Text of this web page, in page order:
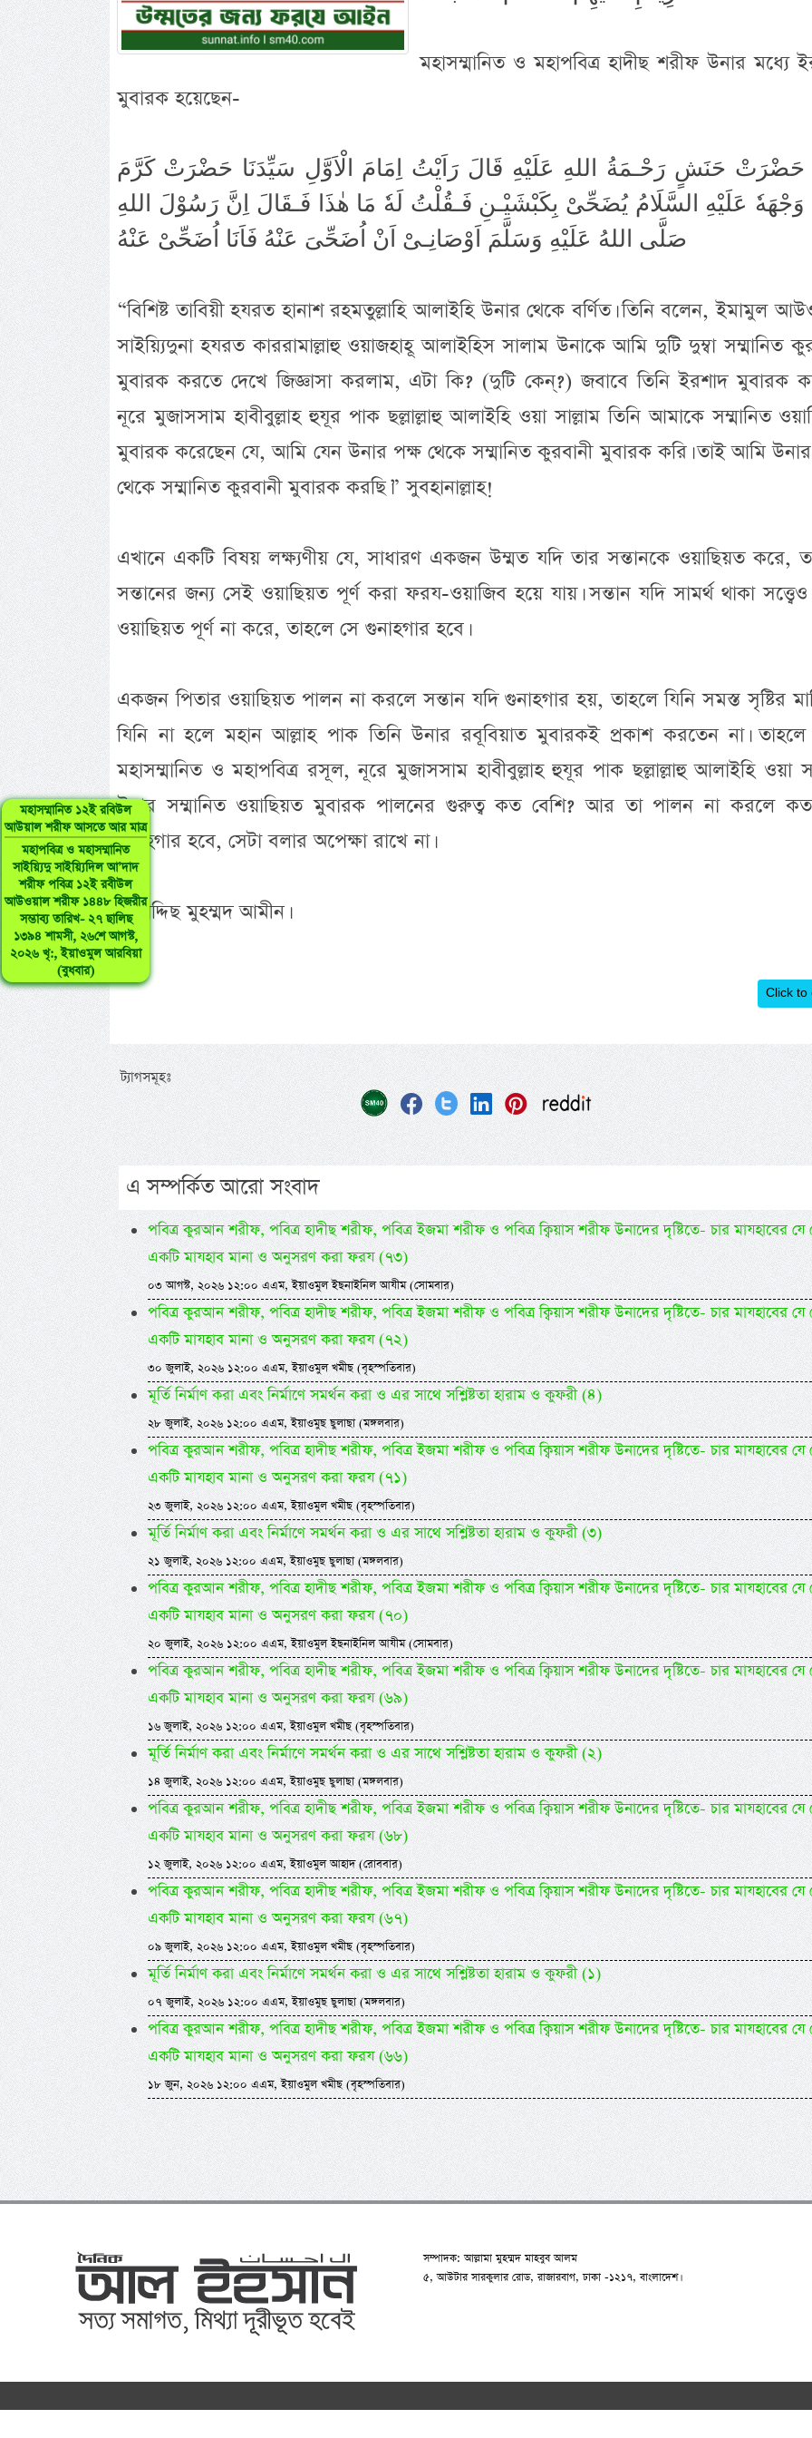
মহাসম্মানিত ১২ই রবিউল
আউয়াল শরীফ আসতে আর মাত্র
মহাপবিত্র ও মহাসম্মানিত
সাইয়্যিদু সাইয়্যিদিল আ’দাদ
শরীফ পবিত্র ১২ই রবীউল
আউওয়াল শরীফ ১৪৪৮ হিজরীর
সম্ভাব্য তারিখ- ২৭ ছালিছ
১৩৯৪ শামসী, ২৬শে আগস্ট,
২০২৬ খৃ:, ইয়াওমুল আরবিয়া
(বুধবার)
মহাসম্মানিত ও মহাপবিত্র হাদীছ শরীফ উনার মধ্যে
মুবারক হয়েছেন-
حَنَشٍ رَحْـمَةُ اللهِ عَلَيْهِ قَالَ رَاَيْتُ اِمَامَ الْاَوَّلِ سَيِّدَنَا حَضْرَتْ كَرَّمَ
وَجْهَهٗ عَلَيْهِ السَّلَامُ يُضَحِّىْ بِكَبْشَيْـنِ فَـقُلْتُ لَهٗ مَا هٰذَا فَـقَالَ اِنَّ رَسُوْلَ اللهِ
صَلَّى اللهُ عَلَيْهِ وَسَلَّمَ اَوْصَانِـىْ اَنْ اُضَحِّىَ عَنْهُ فَاَنَا اُضَحِّىْ عَنْهُ
“বিশিষ্ট তাবিয়ী হযরত হানাশ রহমতুল্লাহি আলাইহি উনার থেকে বর্ণিত। তিনি বলেন, ইমামুল
সাইয়্যিদুনা হযরত কাররামাল্লাহু ওয়াজহাহূ আলাইহিস সালাম উনাকে আমি দুটি দুম্বা সম্মানিত
মুবারক করতে দেখে জিজ্ঞাসা করলাম, এটা কি? (দুটি কেন্?) জবাবে তিনি ইরশাদ মুবারক
নূরে মুজাসসাম হাবীবুল্লাহ হুযূর পাক ছল্লাল্লাহু আলাইহি ওয়া সাল্লাম তিনি আমাকে সম্মানিত
মুবারক করেছেন যে, আমি যেন উনার পক্ষ থেকে সম্মানিত কুরবানী মুবারক করি। তাই আমি
থেকে সম্মানিত কুরবানী মুবারক করছি।” সুবহানাল্লাহ!
এখানে একটি বিষয় লক্ষ্যণীয় যে, সাধারণ একজন উম্মত যদি তার সন্তানকে ওয়াছিয়ত করে,
সন্তানের জন্য সেই ওয়াছিয়ত পূর্ণ করা ফরয-ওয়াজিব হয়ে যায়। সন্তান যদি সামর্থ থাকা
ওয়াছিয়ত পূর্ণ না করে, তাহলে সে গুনাহগার হবে।
একজন পিতার ওয়াছিয়ত পালন না করলে সন্তান যদি গুনাহগার হয়, তাহলে যিনি সমস্ত সৃষ্টির
যিনি না হলে মহান আল্লাহ পাক তিনি উনার রবূবিয়াত মুবারকই প্রকাশ করতেন না।
মহাসম্মানিত ও মহাপবিত্র রসূল, নূরে মুজাসসাম হাবীবুল্লাহ হুযূর পাক ছল্লাল্লাহু আলাইহি ওয়া
উনার সম্মানিত ওয়াছিয়ত মুবারক পালনের গুরুত্ব কত বেশি? আর তা পালন না করলে
গুনাহগার হবে, সেটা বলার অপেক্ষা রাখে না।
-মুহাদ্দিছ মুহম্মদ আমীন।
Click to
ট্যাগসমূহঃ
এ সম্পর্কিত আরো সংবাদ
পবিত্র কুরআন শরীফ, পবিত্র হাদীছ শরীফ, পবিত্র ইজমা শরীফ ও পবিত্র ক্বিয়াস শরীফ উনাদের দৃষ্টিতে- চার মাযহাবের
একটি মাযহাব মানা ও অনুসরণ করা ফরয (৭৩)
০৩ আগস্ট, ২০২৬ ১২:০০ এএম, ইয়াওমুল ইছনাইনিল আযীম (সোমবার)
পবিত্র কুরআন শরীফ, পবিত্র হাদীছ শরীফ, পবিত্র ইজমা শরীফ ও পবিত্র ক্বিয়াস শরীফ উনাদের দৃষ্টিতে- চার মাযহাবের
একটি মাযহাব মানা ও অনুসরণ করা ফরয (৭২)
৩০ জুলাই, ২০২৬ ১২:০০ এএম, ইয়াওমুল খমীছ (বৃহস্পতিবার)
মূর্তি নির্মাণ করা এবং নির্মাণে সমর্থন করা ও এর সাথে সশ্লিষ্টতা হারাম ও কুফরী (৪)
২৮ জুলাই, ২০২৬ ১২:০০ এএম, ইয়াওমুছ ছুলাছা (মঙ্গলবার)
পবিত্র কুরআন শরীফ, পবিত্র হাদীছ শরীফ, পবিত্র ইজমা শরীফ ও পবিত্র ক্বিয়াস শরীফ উনাদের দৃষ্টিতে- চার মাযহাবের
একটি মাযহাব মানা ও অনুসরণ করা ফরয (৭১)
২৩ জুলাই, ২০২৬ ১২:০০ এএম, ইয়াওমুল খমীছ (বৃহস্পতিবার)
মূর্তি নির্মাণ করা এবং নির্মাণে সমর্থন করা ও এর সাথে সশ্লিষ্টতা হারাম ও কুফরী (৩)
২১ জুলাই, ২০২৬ ১২:০০ এএম, ইয়াওমুছ ছুলাছা (মঙ্গলবার)
পবিত্র কুরআন শরীফ, পবিত্র হাদীছ শরীফ, পবিত্র ইজমা শরীফ ও পবিত্র ক্বিয়াস শরীফ উনাদের দৃষ্টিতে- চার মাযহাবের
একটি মাযহাব মানা ও অনুসরণ করা ফরয (৭০)
২০ জুলাই, ২০২৬ ১২:০০ এএম, ইয়াওমুল ইছনাইনিল আযীম (সোমবার)
পবিত্র কুরআন শরীফ, পবিত্র হাদীছ শরীফ, পবিত্র ইজমা শরীফ ও পবিত্র ক্বিয়াস শরীফ উনাদের দৃষ্টিতে- চার মাযহাবের
একটি মাযহাব মানা ও অনুসরণ করা ফরয (৬৯)
১৬ জুলাই, ২০২৬ ১২:০০ এএম, ইয়াওমুল খমীছ (বৃহস্পতিবার)
মূর্তি নির্মাণ করা এবং নির্মাণে সমর্থন করা ও এর সাথে সশ্লিষ্টতা হারাম ও কুফরী (২)
১৪ জুলাই, ২০২৬ ১২:০০ এএম, ইয়াওমুছ ছুলাছা (মঙ্গলবার)
পবিত্র কুরআন শরীফ, পবিত্র হাদীছ শরীফ, পবিত্র ইজমা শরীফ ও পবিত্র ক্বিয়াস শরীফ উনাদের দৃষ্টিতে- চার মাযহাবের
একটি মাযহাব মানা ও অনুসরণ করা ফরয (৬৮)
১২ জুলাই, ২০২৬ ১২:০০ এএম, ইয়াওমুল আহাদ (রোববার)
পবিত্র কুরআন শরীফ, পবিত্র হাদীছ শরীফ, পবিত্র ইজমা শরীফ ও পবিত্র ক্বিয়াস শরীফ উনাদের দৃষ্টিতে- চার মাযহাবের
একটি মাযহাব মানা ও অনুসরণ করা ফরয (৬৭)
০৯ জুলাই, ২০২৬ ১২:০০ এএম, ইয়াওমুল খমীছ (বৃহস্পতিবার)
মূর্তি নির্মাণ করা এবং নির্মাণে সমর্থন করা ও এর সাথে সশ্লিষ্টতা হারাম ও কুফরী (১)
০৭ জুলাই, ২০২৬ ১২:০০ এএম, ইয়াওমুছ ছুলাছা (মঙ্গলবার)
পবিত্র কুরআন শরীফ, পবিত্র হাদীছ শরীফ, পবিত্র ইজমা শরীফ ও পবিত্র ক্বিয়াস শরীফ উনাদের দৃষ্টিতে- চার মাযহাবের
একটি মাযহাব মানা ও অনুসরণ করা ফরয (৬৬)
১৮ জুন, ২০২৬ ১২:০০ এএম, ইয়াওমুল খমীছ (বৃহস্পতিবার)
সম্পাদক: আল্লামা মুহম্মদ মাহবুব আলম
৫, আউটার সারকুলার রোড, রাজারবাগ, ঢাকা -১২১৭, বাংলাদেশ।